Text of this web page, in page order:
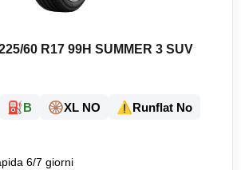
60 R17 99H SUMMER 3 SUV
⛽B 🛞XL NO ⚠️Runflat No
6/7 giorni